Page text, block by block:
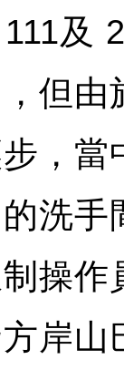
及
但
，當
洗手
操作
岸山